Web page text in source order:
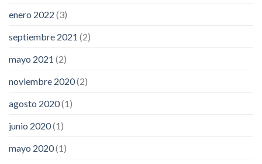
enero 2022 (3)
septiembre 2021 (2)
mayo 2021 (2)
noviembre 2020(2)
agosto 2020(1)
junio 2020(1)
mayo 2020(1)